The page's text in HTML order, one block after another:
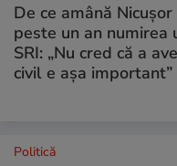
De ce amână
peste un an numirea
SRI: „Nu cred că a
civil e așa important”
Politică